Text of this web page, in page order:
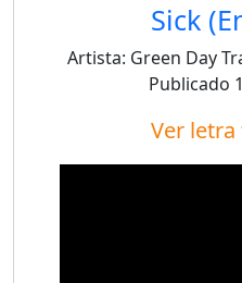
Sick
Artista: Green Day
Publicado
Ver